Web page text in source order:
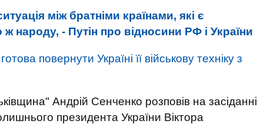
між братніми країнами, які є
народу, - Путін про відносини РФ і України
повернути Україні її військову техніку з
Андрій Сенченко розповів на засіданні
президента України Віктора